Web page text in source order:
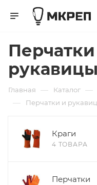
рукавицы
Главная — Каталог —
— Перчатки и
Краги
4 ТОВАРА
Перчатки